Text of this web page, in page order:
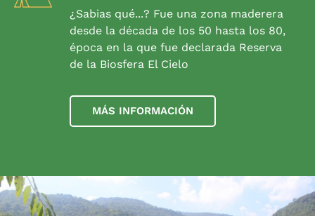
¿Sabias qué...? Fue una zona maderera
desde la década de los 50 hasta los 80,
época en la que fue declarada Reserva
de la Biosfera El Cielo
MÁS INFORMACIÓN